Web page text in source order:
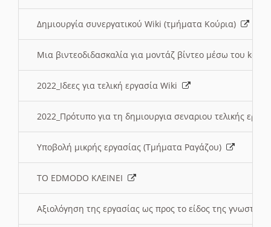
Δημιουργία συνεργατικού Wiki (τμήματα Κούρια)
Μια βιντεοδιδασκαλία για μοντάζ βίντεο μέσω του
2022_Ιδεες για τελική εργασία Wiki
2022_Πρότυπο για τη δημιουργια σεναριου τελικής
Υποβολή μικρής εργασίας (Τμήματα Ραγάζου)
ΤΟ EDMODO ΚΛΕΙΝΕΙ
Αξιολόγηση της εργασίας ως προς το είδος της